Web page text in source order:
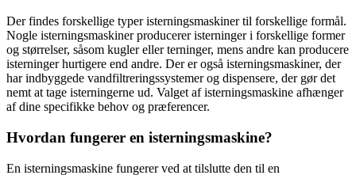
Der findes forskellige typer isterningsmaskiner til forskellige formål.
Nogle isterningsmaskiner producerer isterninger i forskellige former
og størrelser, såsom kugler eller terninger, mens andre kan producere
isterninger hurtigere end andre. Der er også isterningsmaskiner, der
har indbyggede vandfiltreringssystemer og dispensere, der gør det
nemt at tage isterningerne ud. Valget af isterningsmaskine afhænger
af dine specifikke behov og præferencer.
Hvordan fungerer en isterningsmaskine?
En isterningsmaskine fungerer ved at tilslutte den til en